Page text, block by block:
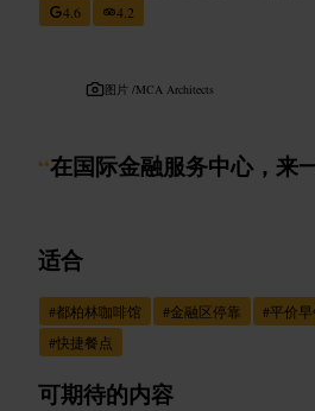
4.6
4.2
图片 /MCA Architects
“在国际金融服务中心，来
适合
#都柏林咖啡馆 #金融区停靠 #平价
#快捷餐点
可期待的内容